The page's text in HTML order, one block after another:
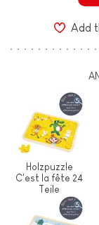
Add
Holzpuzzle
C'est la fête 24
Teile